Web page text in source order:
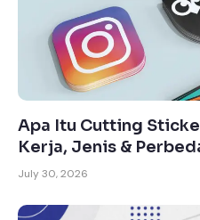
Apa Itu Cutting
Kerja, Jenis &
July 30, 2026